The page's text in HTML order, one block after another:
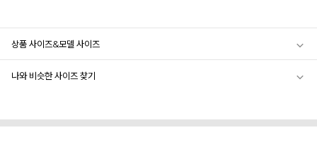
상품 사이즈&모델 사이즈
나와 비슷한 사이즈 찾기